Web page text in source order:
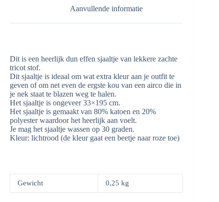
Aanvullende informatie
Dit is een heerlijk dun effen sjaaltje van lekkere zachte
tricot stof.
Dit sjaaltje is ideaal om wat extra kleur aan je outfit te
geven of om net even de ergste kou van een airco die in
je nek staat te blazen weg te halen.
Het sjaaltje is ongeveer 33×195 cm.
Het sjaaltje is gemaakt van 80% katoen en 20%
polyester waardoor het heerlijk aan voelt.
Je mag het sjaaltje wassen op 30 graden.
Kleur: lichtrood (de kleur gaat een beetje naar roze toe)
Gewicht 0,25 kg